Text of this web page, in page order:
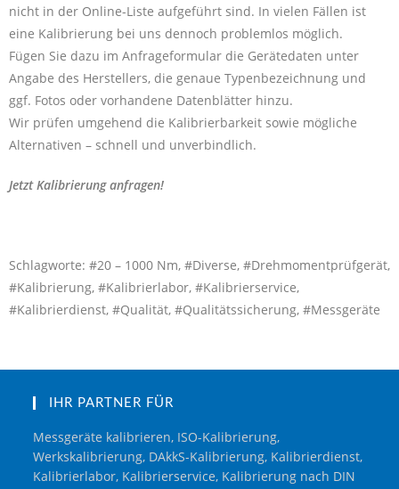
nicht in der Online-Liste aufgeführt sind. In vielen Fällen ist
eine Kalibrierung bei uns dennoch problemlos möglich.
Fügen Sie dazu im Anfrageformular die Gerätedaten unter
Angabe des Herstellers, die genaue Typenbezeichnung und
ggf. Fotos oder vorhandene Datenblätter hinzu.
Wir prüfen umgehend die Kalibrierbarkeit sowie mögliche
Alternativen – schnell und unverbindlich.
Jetzt Kalibrierung anfragen!
Schlagworte: #20 – 1000 Nm, #Diverse, #Drehmomentprüfgerät,
#Kalibrierung, #Kalibrierlabor, #Kalibrierservice,
#Kalibrierdienst, #Qualität, #Qualitätssicherung, #Messgeräte
IHR PARTNER FÜR
Messgeräte kalibrieren, ISO-Kalibrierung,
Werkskalibrierung, DAkkS-Kalibrierung, Kalibrierdienst,
Kalibrierlabor, Kalibrierservice, Kalibrierung nach DIN